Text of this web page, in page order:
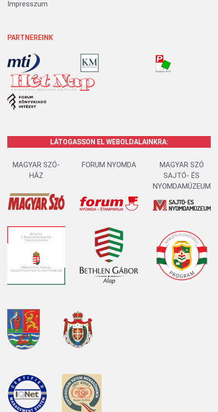
Impresszum
PARTNEREINK
LÁTOGASSON EL WEBOLDALAINKRA:
MAGYAR SZÓ-
HÁZ
FORUM NYOMDA
MAGYAR SZÓ
SAJTÓ- ÉS
NYOMDAMÚZEUM